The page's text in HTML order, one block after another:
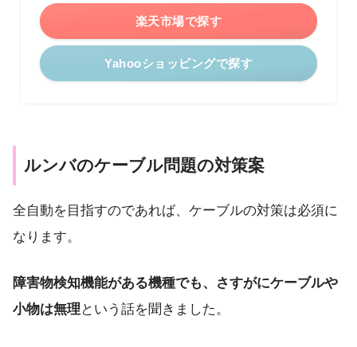
楽天市場で探す
Yahooショッピングで探す
ルンバのケーブル問題の対策案
全自動を目指すのであれば、ケーブルの対策は必須に
なります。
障害物検知機能がある機種でも、さすがにケーブルや
小物は無理 という話を聞きました。